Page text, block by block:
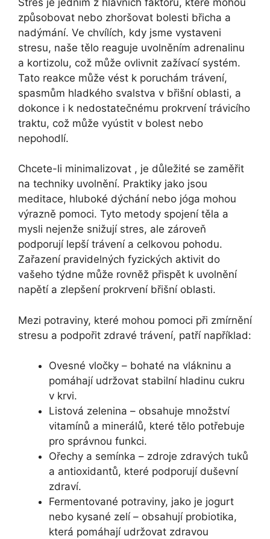
způsobovat nebo zhoršovat bolesti břicha a
nadýmání. Ve chvílích, kdy jsme vystaveni
stresu, naše tělo reaguje uvolněním adrenalinu
a kortizolu, což může ovlivnit zažívací systém.
Tato reakce může vést k poruchám trávení,
spasmům hladkého svalstva v břišní oblasti, a
dokonce i k nedostatečnému prokrvení trávicího
traktu, což může vyústit v bolest nebo
nepohodlí.
Chcete-li minimalizovat , je důležité se zaměřit
na techniky uvolnění. Praktiky jako jsou
meditace, hluboké dýchání nebo jóga mohou
výrazně pomoci. Tyto metody spojení těla a
mysli nejenže snižují stres, ale zároveň
podporují lepší trávení a celkovou pohodu.
Zařazení pravidelných fyzických aktivit do
vašeho týdne může rovněž přispět k uvolnění
napětí a zlepšení prokrvení břišní oblasti.
Mezi potraviny, které mohou pomoci při zmírnění
stresu a podpořit zdravé trávení, patří například:
Ovesné vločky – bohaté na vlákninu a
pomáhají udržovat stabilní hladinu cukru
v krvi.
Listová zelenina – obsahuje množství
vitamínů a minerálů, které tělo potřebuje
pro správnou funkci.
Ořechy a semínka – zdroje zdravých tuků
a antioxidantů, které podporují duševní
zdraví.
Fermentované potraviny, jako je jogurt
nebo kysané zelí – obsahují probiotika,
která pomáhají udržovat zdravou